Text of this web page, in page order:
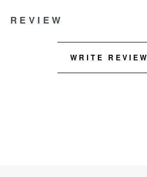
REVIEW
WRITE REVIEW